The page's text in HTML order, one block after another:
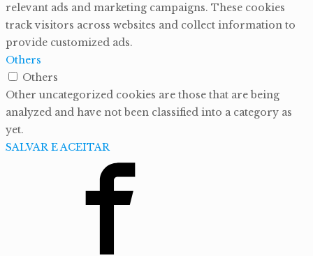
relevant ads and marketing campaigns. These cookies
track visitors across websites and collect information to
provide customized ads.
Others
Others
Other uncategorized cookies are those that are being
analyzed and have not been classified into a category as
yet.
SALVAR E ACEITAR